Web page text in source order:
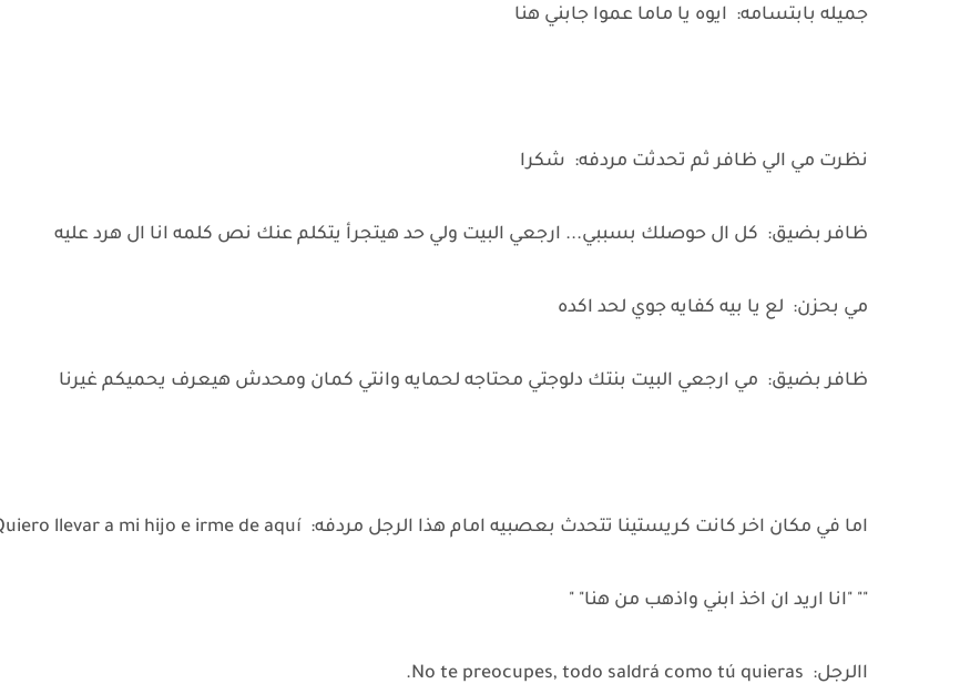
جميله بابتسامه: ايوه يا ماما عموا جابني هنا
نظرت مي الي ظافر ثم تحدثت مردفه: شكرا
ظافر بضيق: كل ال حوصلك بسببي... ارجعي البيت ولي حد هيتجرأ يتكلم عنك نص كلمه انا ال هرد عليه
مي بحزن: لع يا بيه كفايه جوي لحد اكده
ظافر بضيق: مي ارجعي البيت بنتك دلوجتي محتاجه لحمايه وانتي كمان ومحدش هيعرف يحميكم غيرنا
اما في مكان اخر كانت كريستينا تتحدث بعصبيه امام هذا الرجل مردفه: Quiero llevar a mi hijo e irme de aquí.
"" "انا اريد ان اخذ ابني واذهب من هنا" "
االرجل: No te preocupes, todo saldrá como tú quieras.